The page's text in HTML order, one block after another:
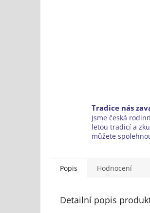
Tradice nás
Jsme česká
letou tradicí a
můžete
Popis Hodnocení
Detailní popis